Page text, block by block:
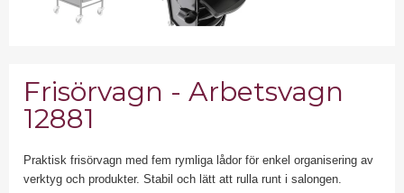
Frisörvagn - Arbetsvagn
12881
Praktisk frisörvagn med fem rymliga lådor för enkel organisering av
verktyg och produkter. Stabil och lätt att rulla runt i salongen.